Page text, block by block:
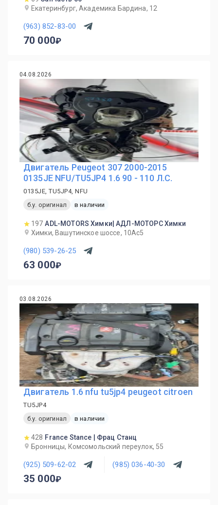
Екатеринбург, Академика Бардина, 12
(963) 852-83-00
70 000
04.08.2026
Двигатель Peugeot 307 2000-2015
0135JE NFU/TU5JP4 1.6 90 - 110 Л.С.
0135JE, TU5JP4, NFU
б.у. оригинал
в наличии
197 ADL-MOTORS Химки| АДЛ-МОТОРС Химки
Химки, Вашутинское шоссе, 10Ас5
(980) 539-26-25
63 000
03.08.2026
Двигатель 1.6 nfu tu5jp4 peugeot citroen
TU5JP4
б.у. оригинал
в наличии
428 France Stance | Фрац Станц
Бронницы, Комсомольский переулок, 55
(925) 509-62-02 (985) 036-40-30
35 000